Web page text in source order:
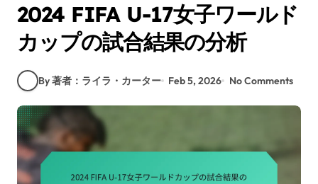
2024 FIFA U-17女子ワールド
カップの試合結果の分析
By 著者：ライラ・カーター Feb 5, 2026 No Comments